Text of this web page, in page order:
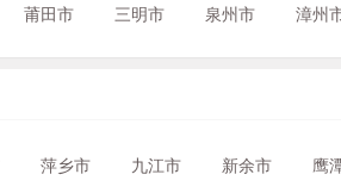
莆田市 三明市 泉州市 漳州
萍乡市 九江市 新余市 鹰